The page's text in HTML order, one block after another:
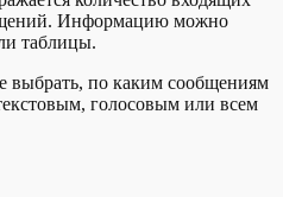
Информацию можно
таблицы.
выбрать, по каким сообщениям
голосовым или всем